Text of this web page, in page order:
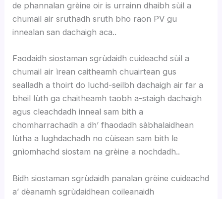
de phannalan grèine oir is urrainn dhaibh sùil a
chumail air sruthadh sruth bho raon PV gu
innealan san dachaigh aca..
Faodaidh siostaman sgrùdaidh cuideachd sùil a
chumail air ìrean caitheamh chuairtean gus
sealladh a thoirt do luchd-seilbh dachaigh air far a
bheil lùth ga chaitheamh taobh a-staigh dachaigh
agus cleachdadh inneal sam bith a
chomharrachadh a dh’ fhaodadh sàbhalaidhean
lùtha a lughdachadh no cùisean sam bith le
gnìomhachd siostam na grèine a nochdadh..
Bidh siostaman sgrùdaidh panalan grèine cuideachd
a’ dèanamh sgrùdaidhean coileanaidh